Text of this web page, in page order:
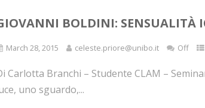
BOLDINI: SENSUALITÀ
March 28, 2015 celeste.priore@unibo.it Off
Carlotta Branchi – Studente CLAM –
uno sguardo,...